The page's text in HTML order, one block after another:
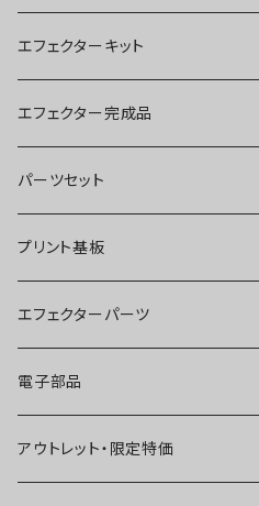
エフェクターキット
ブースター
オーバードライブ
ディストーション
ファズ
プリアンプ
空間系
エフェクター完成品
ブースター
オーバードライブ
ディストーション
ファズ
空間系
パーツセット
ブースター
オーバードライブ
ディストーション
ファズ
プリント基板
オーバードライブ
ディストーション
ファズ
エフェクターパーツ
スイッチ
ジャック
電子部品
IC
アウトレット・限定特価